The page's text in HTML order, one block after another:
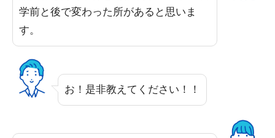
学前と後で変わった所があると思いま
す。
お！是非教えてください！！